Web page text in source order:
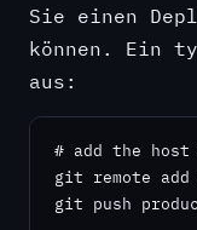
Sie einen
können. Ein
aus:
# add the host
git remote
git push